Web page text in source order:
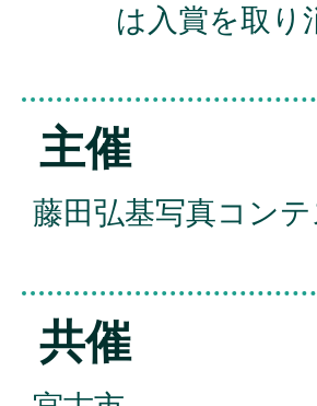
は入賞を取り
主催
藤田弘基写真コン
共催